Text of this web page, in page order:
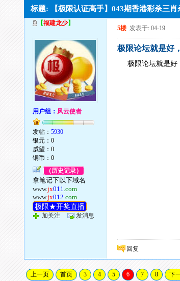
标题: 【极限认证高手】043期香港彩杀三
【福建龙少】
用户组： 风云使者
发帖：5930
银元：0
威望：0
铜币：0
（历史记录）
拿笔记下以下域名
www.jx011.com
www.jx012.com
极限★开奖直播
加关注 发消息
5楼 发表于: 04-19
极限论坛就是好
极限论坛就是好
回复
上一页 首页 3 4 5 6 7 8 下